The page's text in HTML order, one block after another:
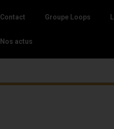
Contact Groupe Loops
Nos actus